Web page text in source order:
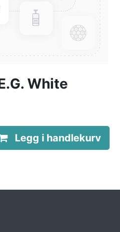
White
Legg i handlekurv